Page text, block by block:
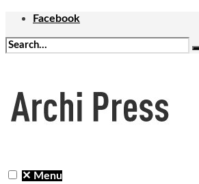
Facebook
✕ Menu